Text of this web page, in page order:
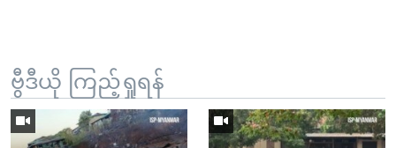
ဗွီဒီယို ကြည့်ရှုရန်